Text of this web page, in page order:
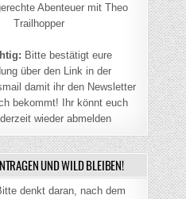
Abenteuer mit Theo
Trailhopper
Bitte bestätigt eure
über den Link in der
damit ihr den Newsletter
bekommt! Ihr könnt euch
wieder abmelden
UND WILD BLEIBEN!
denkt daran, nach dem